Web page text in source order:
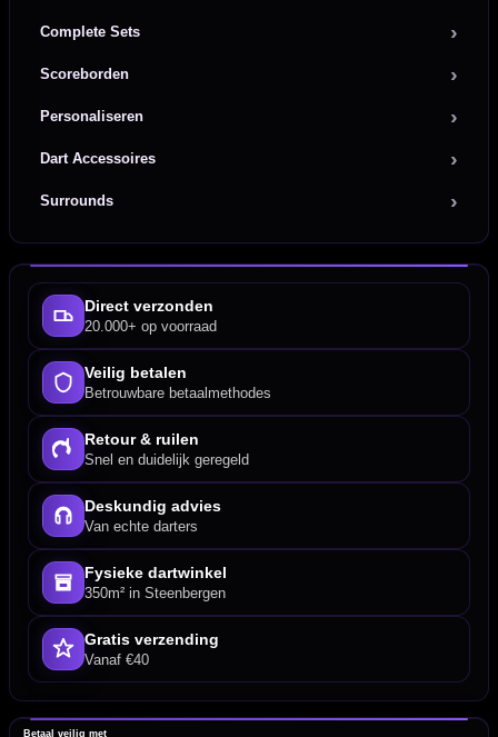
Complete Sets
Scoreborden
Personaliseren
Dart Accessoires
Surrounds
Direct verzonden
20.000+ op voorraad
Veilig betalen
Betrouwbare betaalmethodes
Retour & ruilen
Snel en duidelijk geregeld
Deskundig advies
Van echte darters
Fysieke dartwinkel
350m² in Steenbergen
Gratis verzending
Vanaf €40
Betaal veilig met